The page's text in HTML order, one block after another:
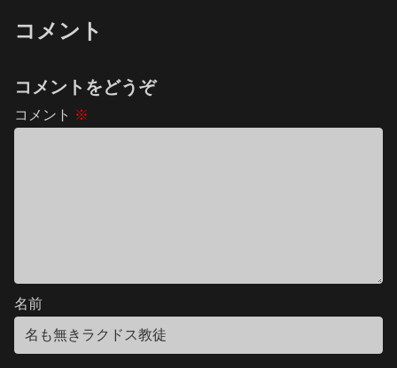
コメント
コメントをどうぞ
コメント ※
名前